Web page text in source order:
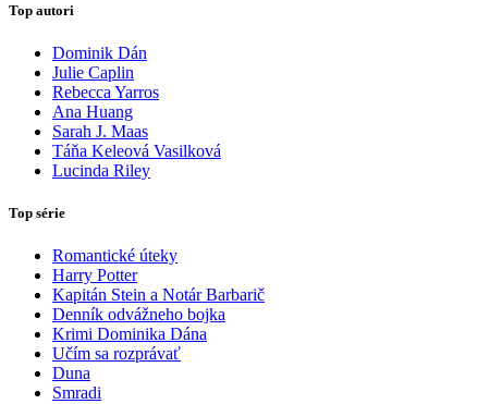
Top autori
Dominik Dán
Julie Caplin
Rebecca Yarros
Ana Huang
Sarah J. Maas
Táňa Keleová Vasilková
Lucinda Riley
Top série
Romantické úteky
Harry Potter
Kapitán Stein a Notár Barbarič
Denník odvážneho bojka
Krimi Dominika Dána
Učím sa rozprávať
Duna
Smradi